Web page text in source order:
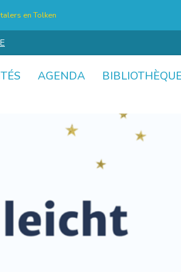
en Tolken
AGENDA